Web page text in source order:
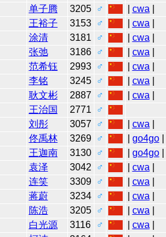
单子腾 3205 ♂ cwa
王裕子 3153 ♂ cwa
涂清 3181 ♂ cwa
张弛 3186 ♂ cwa
范希钰 2993 ♂ cwa
李铭 3245 ♂ cwa
耿文彬 2887 ♂ cwa
王治国 2771
♂
刘彤 3057 ♂ cwa
佟禹林 3269 ♂ go4go|
王迦南 3130 ♂ go4go|
袁泽 3042 ♂ cwa
连笑 3309 ♂ cwa
蒋蔚 3234 ♂ cwa
陈浩 3205 ♂ cwa
白光源 3116 ♂ cwa